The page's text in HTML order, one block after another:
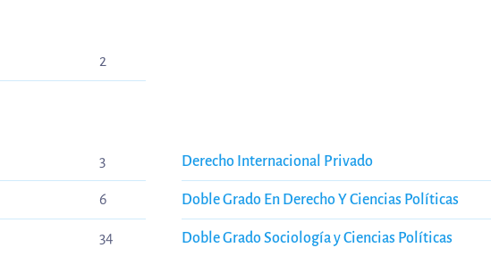
2
3 Derecho Internacional Privado
6 Doble Grado En Derecho Y Ciencias Políticas
34 Doble Grado Sociología y Ciencias Políticas